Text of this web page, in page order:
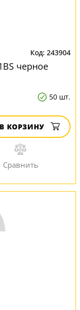
243904
черное
50 шт.
В КОРЗИНУ